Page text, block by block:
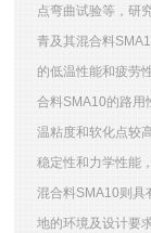
点弯曲试验等，研
青及其混合料
的低温性能和疲劳
合料SMA10的路用
温粘度和软化点较
稳定性和力学性能
混合料SMA10则具
地的环境及设计要